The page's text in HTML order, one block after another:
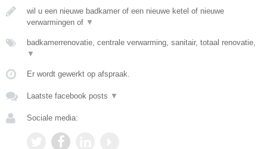
wil u een nieuwe badkamer of een nieuwe ketel of nieuwe
verwarmingen of ▼
badkamerrenovatie, centrale verwarming, sanitair, totaal renovatie,
▼
Er wordt gewerkt op afspraak.
Laatste facebook posts ▼
Sociale media: